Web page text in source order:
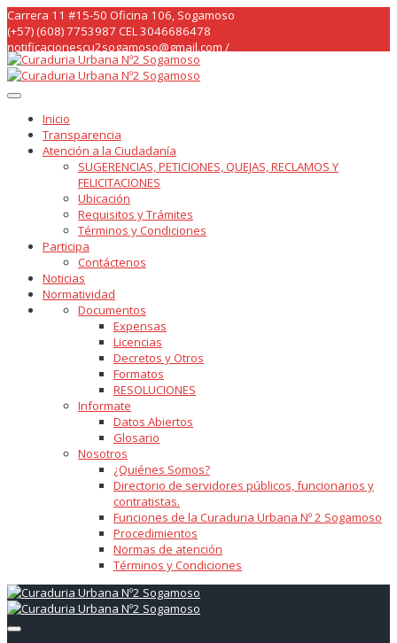
Skip
to
content
Carrera 11 #15-50 Oficina 106, Sogamoso
(+57) (608) 7753987 CEL 3046686478
notificacionescu2sogamoso@gmail.com /
curaduria2sogamoso@gmail.com /
Inicio
Transparencia
Atención a la Ciudadanía
SUGERENCIAS, PETICIONES, QUEJAS, RECLAMOS Y
FELICITACIONES
Ubicación
Requisitos y Trámites
Términos y Condiciones
Participa
Contáctenos
Noticias
Normatividad
Documentos
Expensas
Licencias
Decretos y Otros
Formatos
RESOLUCIONES
Informate
Datos Abiertos
Glosario
Nosotros
¿Quiénes Somos?
Directorio de servidores públicos, funcionarios y
contratistas.
Funciones de la Curaduria Urbana Nº 2 Sogamoso
Procedimientos
Normas de atención
Términos y Condiciones